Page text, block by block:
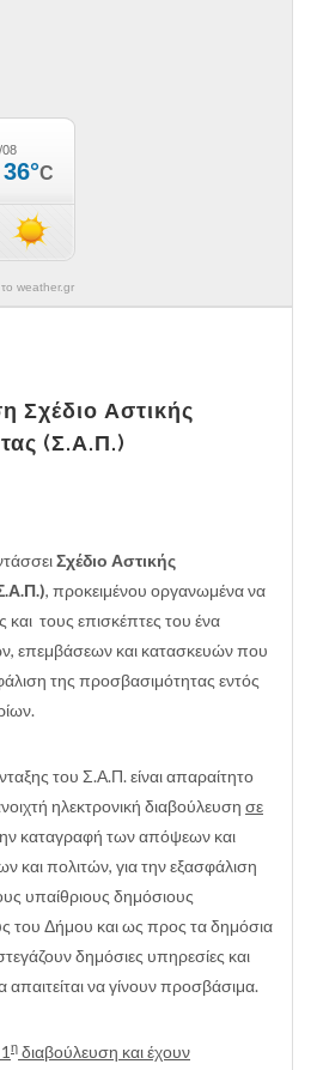
weather.gr
Σχέδιο Αστικής
(Σ.Α.Π.)
Σχέδιο Αστικής
, προκειμένου οργανωμένα να
και τους επισκέπτες του ένα
επεμβάσεων και κατασκευών που
της προσβασιμότητας εντός
του Σ.Α.Π. είναι απαραίτητο
ηλεκτρονική διαβούλευση σε
καταγραφή των απόψεων και
πολιτών, για την εξασφάλιση
υπαίθριους δημόσιους
του Δήμου και ως προς τα δημόσια
δημόσιες υπηρεσίες και
απαιτείται να γίνουν προσβάσιμα.
η διαβούλευση και έχουν